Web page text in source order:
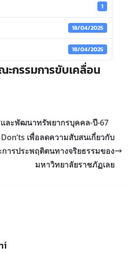
1
18/04/2025
18/04/2025
กรรมการขับเคลื่อน
และพัฒนาทรัพยากรบุคคล-ปี-67
เพื่อลดความสับสนเกี่ยวกับ
ารประพฤติตนทางจริยธรรมของ
มหาวิทยาลัยราชภัฏเลย